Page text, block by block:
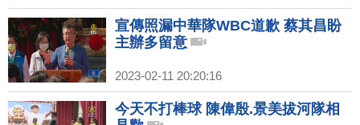
宣傳照漏中華隊WBC道歉 蔡其昌盼
主辦多留意
2023-02-11 20:20:16
今天不打棒球 陳偉殷.景美拔河隊相